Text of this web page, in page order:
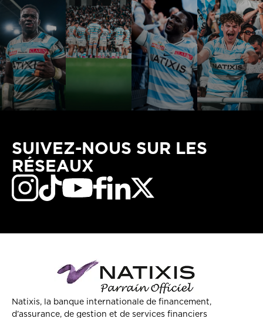
SUIVEZ-NOUS SUR LES
RÉSEAUX
Natixis, la banque internationale de financement,
d’assurance, de gestion et de services financiers